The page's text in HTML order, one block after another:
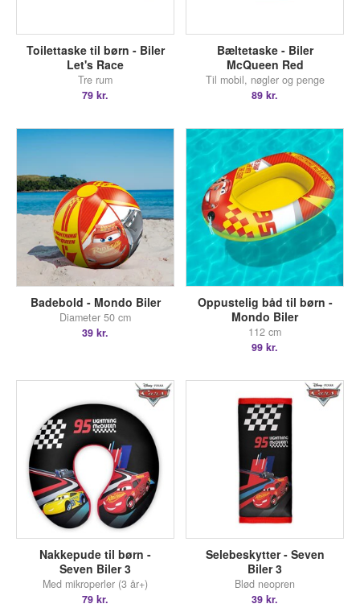
Toilettaske til børn - Biler
Let's Race
Tre rum
79 kr.
Bæltetaske - Biler
McQueen Red
Til mobil, nøgler og penge
89 kr.
Badebold - Mondo Biler
Diameter 50 cm
39 kr.
Oppustelig båd til børn -
Mondo Biler
112 cm
99 kr.
Nakkepude til børn -
Seven Biler 3
Med mikroperler (3 år+)
79 kr.
Selebeskytter - Seven
Biler 3
Blød neopren
39 kr.